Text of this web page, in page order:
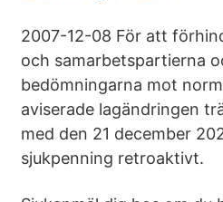
2007-12-08 För att
och samarbetspartierna
bedömningarna mot
aviserade lagändringen
med den 21 december
sjukpenning retroaktivt.